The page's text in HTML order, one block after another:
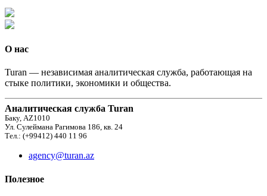
О нас
Turan — независимая аналитическая служба, работающая на
стыке политики, экономики и общества.
Аналитическая служба Turan
Баку, AZ1010
Ул. Сулеймана Рагимова 186, кв. 24
Тел.: (+99412) 440 11 96
agency@turan.az
Полезное